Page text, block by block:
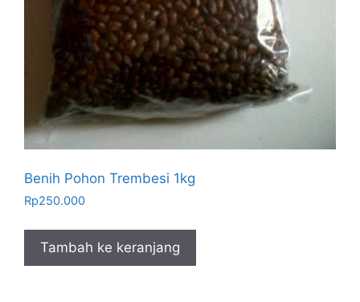
Benih Pohon Trembesi 1kg
Rp250.000
Tambah ke keranjang